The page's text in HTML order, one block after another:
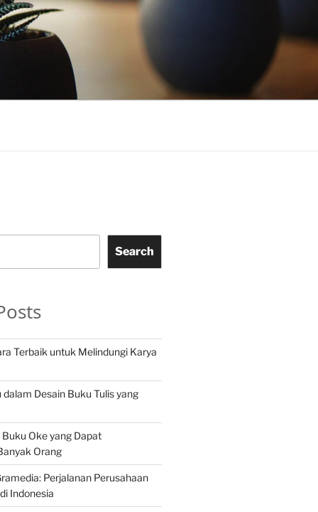
Search
Terbaik untuk Melindungi Karya
Desain Buku Tulis yang
Oke yang Dapat
Orang
Perjalanan Perusahaan
Indonesia